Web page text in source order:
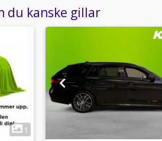
du kanske gillar
1